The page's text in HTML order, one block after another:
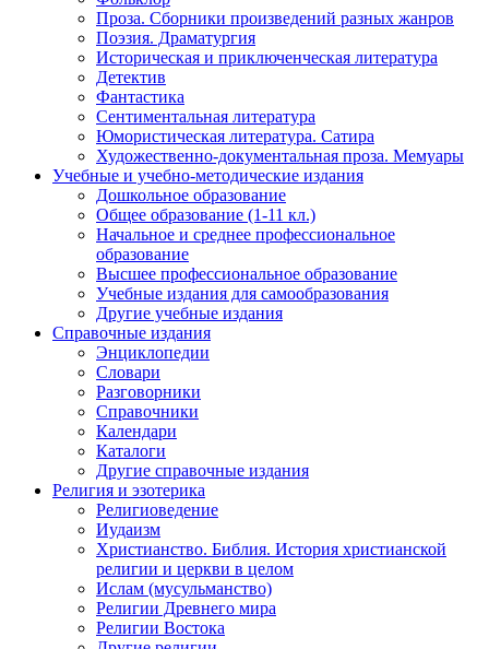
Проза. Сборники произведений разных жанров
Поэзия. Драматургия
Историческая и приключенческая литература
Детектив
Фантастика
Сентиментальная литература
Юмористическая литература. Сатира
Художественно-документальная проза. Мемуары
Учебные и учебно-методические издания
Дошкольное образование
Общее образование (1-11 кл.)
Начальное и среднее профессиональное
образование
Высшее профессиональное образование
Учебные издания для самообразования
Другие учебные издания
Справочные издания
Энциклопедии
Словари
Разговорники
Справочники
Календари
Каталоги
Другие справочные издания
Религия и эзотерика
Религиоведение
Иудаизм
Христианство. Библия. История христианской
религии и церкви в целом
Ислам (мусульманство)
Религии Древнего мира
Религии Востока